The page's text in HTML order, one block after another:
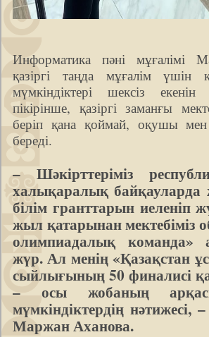
Информатика пәні мұғалімі
қазіргі таңда мұғалім үшін
мүмкіндіктері шексіз
пікірінше, қазіргі заманғы
беріп қана қоймай, оқушы
береді.
– Шәкірттеріміз
халықаралық байқауларда
білім гранттарын иеленіп
жыл қатарынан мектебіміз
олимпиадалық команда»
жүр. Ал менің «Қазақстан
сыйлығының 50 финалисі
– осы жобаның
мүмкіндіктердің нәтижесі,
Маржан Аханова.